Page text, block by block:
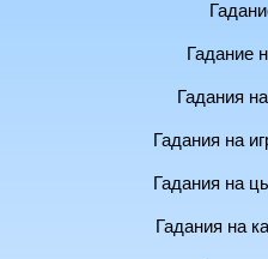
Гадание
Гадания
Гадания на
Гадания на
Гадания на